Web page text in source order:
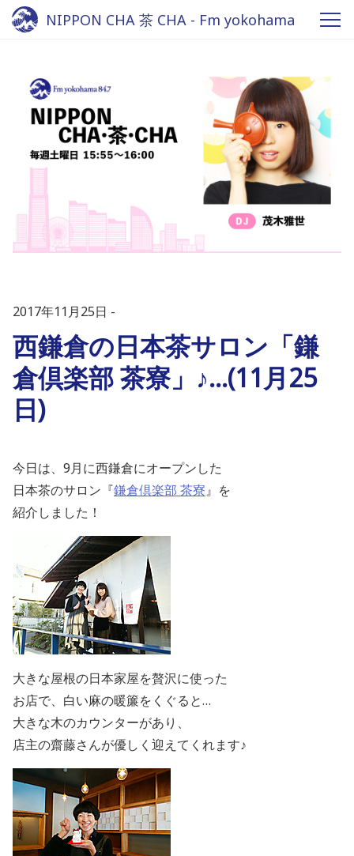
NIPPON CHA 茶 CHA - Fm yokohama
2017年11月25日
西鎌倉の日本茶サロン「鎌
倉倶楽部 茶寮」♪…(11月25
日)
今日は、9月に西鎌倉にオープンした
日本茶のサロン『鎌倉倶楽部 茶寮』を
紹介しました！
大きな屋根の日本家屋を贅沢に使った
お店で、白い麻の暖簾をくぐると…
大きな木のカウンターがあり、
店主の齋藤さんが優しく迎えてくれます♪